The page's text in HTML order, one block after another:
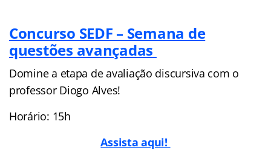
Concurso SEDF – Semana de
questões avançadas
Domine a etapa de avaliação discursiva com o
professor Diogo Alves!
Horário: 15h
Assista aqui!